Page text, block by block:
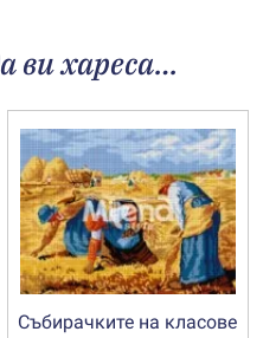
ви хареса…
Събирачките на класове